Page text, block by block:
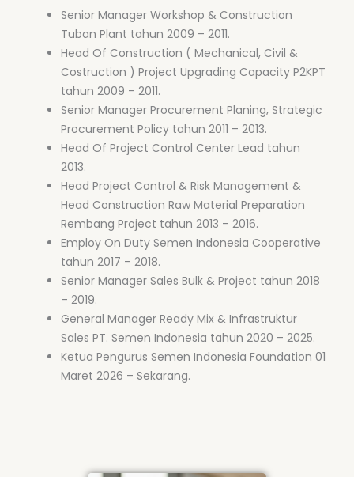
Senior Manager Workshop & Construction
Tuban Plant tahun 2009 – 2011.
Head Of Construction ( Mechanical, Civil &
Costruction ) Project Upgrading Capacity P2KPT
tahun 2009 – 2011.
Senior Manager Procurement Planing, Strategic
Procurement Policy tahun 2011 – 2013.
Head Of Project Control Center Lead tahun
2013.
Head Project Control & Risk Management &
Head Construction Raw Material Preparation
Rembang Project tahun 2013 – 2016.
Employ On Duty Semen Indonesia Cooperative
tahun 2017 – 2018.
Senior Manager Sales Bulk & Project tahun 2018
– 2019.
General Manager Ready Mix & Infrastruktur
Sales PT. Semen Indonesia tahun 2020 – 2025.
Ketua Pengurus Semen Indonesia Foundation 01
Maret 2026 – Sekarang.